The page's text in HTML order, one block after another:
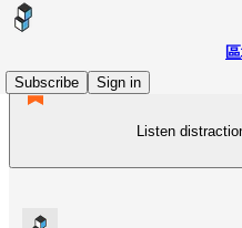
Subscribe
Sign in
Listen